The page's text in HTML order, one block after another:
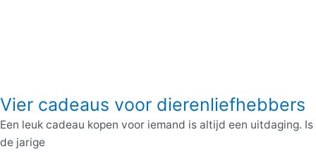
Vier cadeaus voor dierenliefhebbers
Een leuk cadeau kopen voor iemand is altijd een uitdaging. Is
de jarige